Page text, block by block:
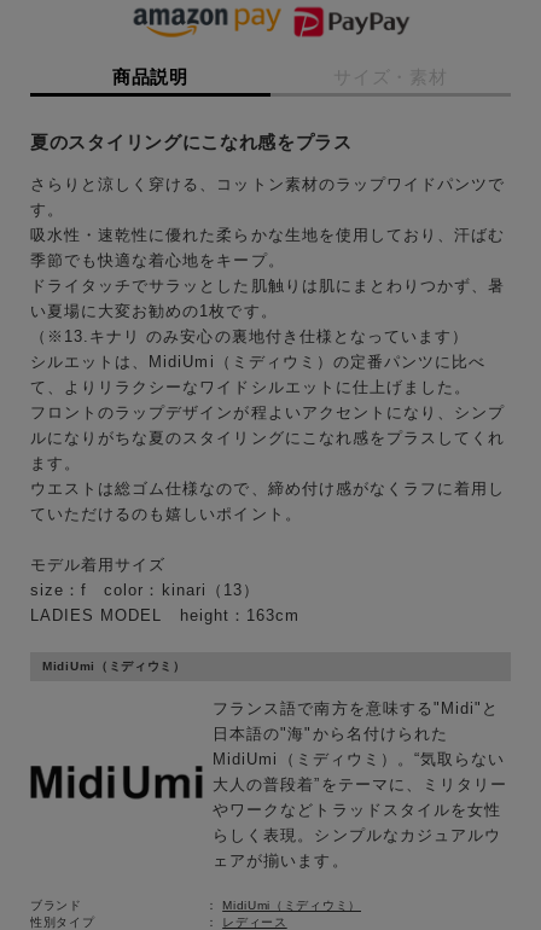
性別
MENS LADIES KIDS
カテゴリ
サイズ
ブランド
商品説明 サイズ・素材
夏のスタイリングにこなれ感をプラス
さらりと涼しく穿ける、コットン素材のラップワイドパンツで
す。
吸水性・速乾性に優れた柔らかな生地を使用しており、汗ばむ
季節でも快適な着心地をキープ。
ドライタッチでサラッとした肌触りは肌にまとわりつかず、暑
い夏場に大変お勧めの1枚です。
（※13.キナリ のみ安心の裏地付き仕様となっています）
シルエットは、MidiUmi（ミディウミ）の定番パンツに比べ
て、よりリラクシーなワイドシルエットに仕上げました。
フロントのラップデザインが程よいアクセントになり、シンプ
ルになりがちな夏のスタイリングにこなれ感をプラスしてくれ
ます。
ウエストは総ゴム仕様なので、締め付け感がなくラフに着用し
ていただけるのも嬉しいポイント。
モデル着用サイズ
size：f color：kinari（13）
LADIES MODEL height：163cm
MidiUmi（ミディウミ）
フランス語で南方を意味する"Midi"と
日本語の"海"から名付けられた
MidiUmi（ミディウミ）。“気取らない
大人の普段着”をテーマに、ミリタリー
やワークなどトラッドスタイルを女性
らしく表現。シンプルなカジュアルウ
ェアが揃います。
ブランド
MidiUmi（ミディウミ）
性別タイプ
レディース